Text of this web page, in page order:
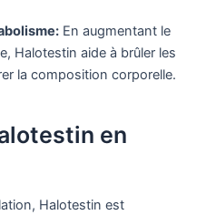
En augmentant le
Halotestin aide à brûler les
la composition corporelle.
en
Halotestin est